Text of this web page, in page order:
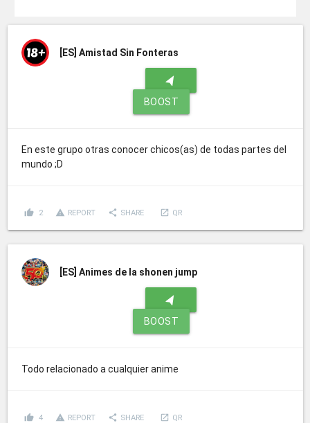
[ES] Amistad Sin Fonteras
navigation
BOOST
En este grupo otras conocer chicos(as) de todas partes del
mundo ;D
thumb_up 2 report_problem REPORT share SHARE launch QR
[ES] Animes de la shonen jump
navigation
BOOST
Todo relacionado a cualquier anime
thumb_up 4 report_problem REPORT share SHARE launch QR